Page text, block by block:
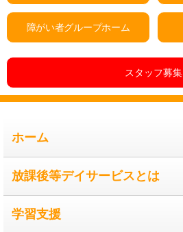
障がい者グループホーム
スタッフ募集
ホーム
放課後等デイサービスとは
学習支援